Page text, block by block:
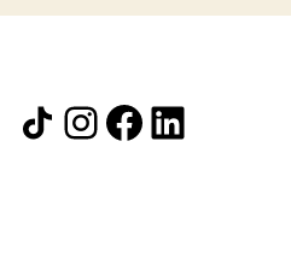
Icône de partage
Instagram
Facebook
LinkedIn